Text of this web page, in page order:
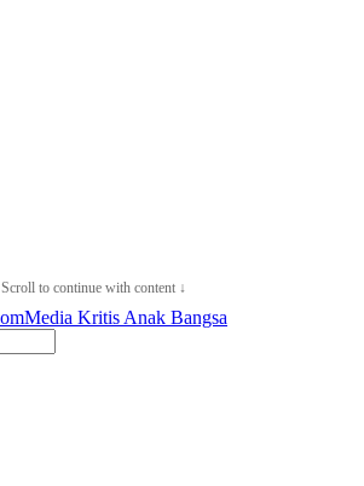
Scroll to continue with content ↓